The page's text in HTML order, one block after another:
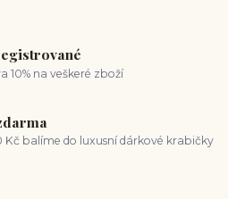
10% na veškeré zboží
Kč balíme do luxusní dárkové krabičky